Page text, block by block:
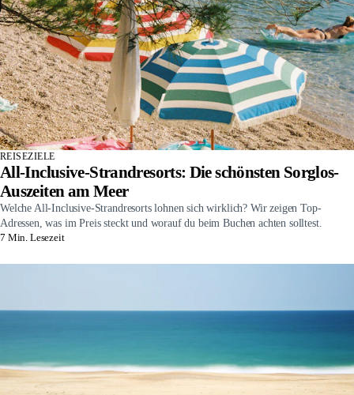
REISEZIELE
All-Inclusive-Strandresorts: Die schönsten Sorglos-
Auszeiten am Meer
Welche All-Inclusive-Strandresorts lohnen sich wirklich? Wir zeigen Top-
Adressen, was im Preis steckt und worauf du beim Buchen achten solltest.
7 Min. Lesezeit